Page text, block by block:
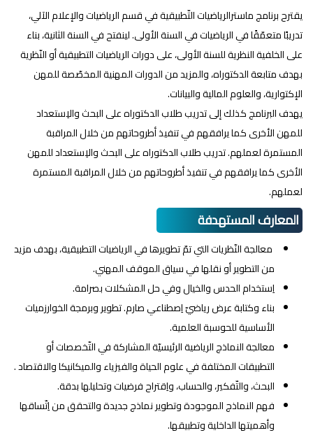
يقترح برنامج ماسترالرياضيات التّطبيقية في قسم الرياضيات والإعلام الآلي،
تدريبًا متعمّقًا في الرياضيات في السنة الأولى. لينفتح في السنة الثانية، بناء
على الخلفية النظرية للسنة الأولى، على دورات الرياضيات التطبيقية أو النّظرية
بهدف متابعة الدكتوراه، والمزيد من الدورات المهنية المخصّصة للمهن
الإكتوارية، والعلوم المالية والبيانات.
يهدف البرنامج كذلك إلى تدريب طلاب الدكتوراه على البحث والاِستعداد
للمهن الأخرى كما يرافقهم في تنفيذ أطروحاتهم من خلال المراقبة
المستمرة لعملهم. تدريب طلاب الدكتوراه على البحث والاِستعداد للمهن
الأخرى كما يرافقهم في تنفيذ أطروحاتهم من خلال المراقبة المستمرة
لعملهم.
المعارف المستهدفة
معالجة النّظريات التي تمّ تطويرها في الرياضيات التطبيقية، بهدف مزيد
من التطوير أو نقلها في سياق الموقف المهني.
اِستخدام الحدس والخيال وفي حل المشكلات بصرامة.
بناء وكتابة عرض رياضيّ اِصطناعي صارم. تطوير وبرمجة الخوارزميات
الأساسية للحوسبة العلمية.
معالجة النماذج الرياضية الرئيسيّة المشاركة في التّخصصات أو
التطبيقات المختلفة في علوم الحياة والفيزياء والميكانيكا والاقتصاد .
البحث، والتّفكير، والحساب، واِقتراح فرضيات وتحليلها بدقة.
فهم النماذج الموجودة وتطوير نماذج جديدة والتحقق من اِتّساقها
وأهميتها الداخلية وتطبيقها.